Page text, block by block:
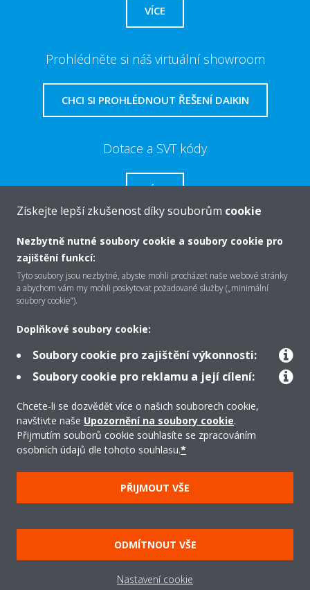
VÍCE
Prohlédněte si náš virtuální showroom
CHCI SI PROHLÉDNOUT ŘEŠENÍ DAIKIN
Dotace a SVT kódy
VÍCE
O společnosti Daikin
Řešení
Podpora
Produkty
Copyright © Daikin
Právní upozornění/Imprint
Oznámení o používání souborů cookie
Směrnice o ochraně údajů
Firemní etika
Všeobecné obchodní podmínky
Získejte lepší zkušenost díky souborům cookie
Nezbytně nutné soubory cookie a soubory cookie pro
zajištění funkcí:
Tyto soubory jsou nezbytné, abyste mohli procházet naše webové stránky
a abychom vám my mohli poskytovat požadované služby („minimální
soubory cookie“).
Doplňkové soubory cookie:
Soubory cookie pro zajištění výkonnosti:
Soubory cookie pro reklamu a její cílení:
Chcete-li se dozvědět více o našich souborech cookie,
navštivte naše Upozornění na soubory cookie.
Přijmutím souborů cookie souhlasíte se zpracováním
osobních údajů dle tohoto souhlasu.*
PŘIJMOUT VŠE
ODMÍTNOUT VŠE
Nastavení cookie